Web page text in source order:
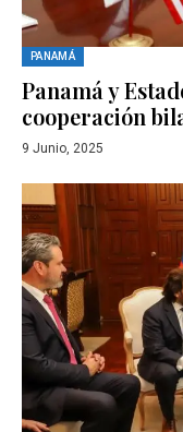
PANAMÁ
Panamá y
cooperación
9 Junio, 2025